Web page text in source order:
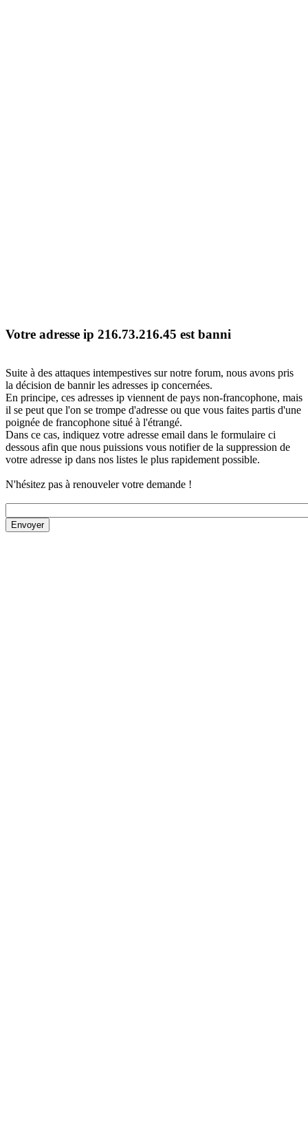
Votre adresse ip 216.73.216.45 est banni
Suite à des attaques intempestives sur notre forum, nous avons pris
la décision de bannir les adresses ip concernées.
En principe, ces adresses ip viennent de pays non-francophone, mais
il se peut que l'on se trompe d'adresse ou que vous faites partis d'une
poignée de francophone situé à l'étrangé.
Dans ce cas, indiquez votre adresse email dans le formulaire ci
dessous afin que nous puissions vous notifier de la suppression de
votre adresse ip dans nos listes le plus rapidement possible.
N'hésitez pas à renouveler votre demande !